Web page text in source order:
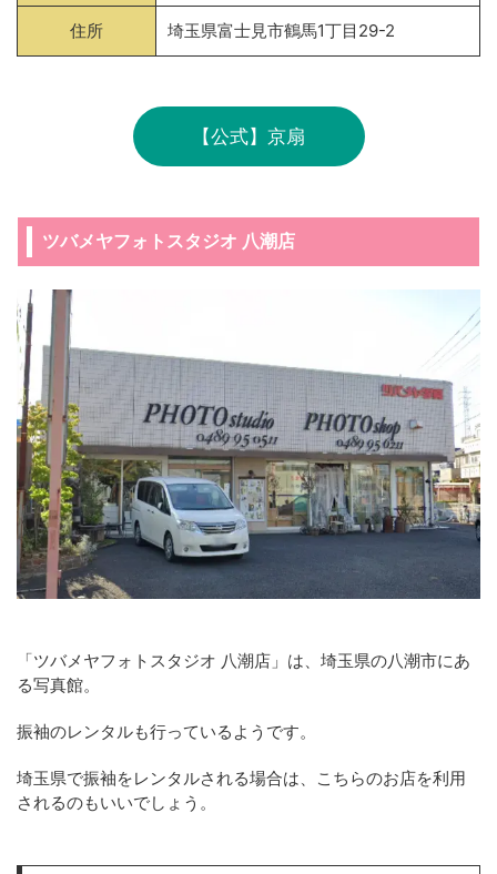
住所 埼玉県富士見市鶴馬1丁目29-2
【公式】京扇
ツバメヤフォトスタジオ 八潮店
「ツバメヤフォトスタジオ 八潮店」は、埼玉県の八潮市にあ
る写真館。
振袖のレンタルも行っているようです。
埼玉県で振袖をレンタルされる場合は、こちらのお店を利用
されるのもいいでしょう。